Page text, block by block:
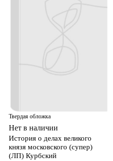
Твердая обложка
Нет в наличии
История о делах великого
князя московского (супер)
(ЛП) Курбский